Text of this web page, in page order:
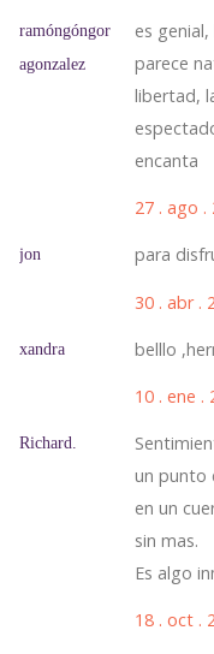
ramóngóngor
agonzalez
es
parece
libertad,
encanta
27 . ago .
jon para
30 . abr .
xandra belllo
10 . ene .
Richard.
un punto
en un
sin mas.
Es algo
18 . oct .